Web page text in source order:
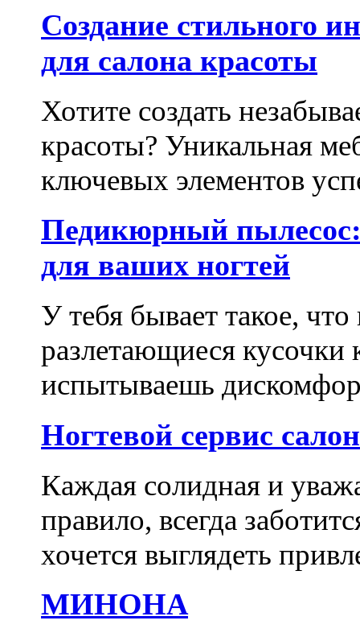
Создание стильного
для салона красоты
Хотите создать
красоты? Уникальная
ключевых элементов
Педикюрный
для ваших ногтей
У тебя бывает такое,
разлетающиеся
испытываешь
Ногтевой сервис
Каждая солидная и
правило, всегда
хочется выглядеть
МИНОНА